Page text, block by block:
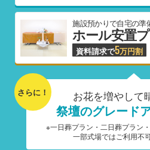
施設預かりで自宅の準
ホール安置
資料請求で5万円割
さらに！ お花を増やして
祭壇のグレード
※一日葬プラン・二日葬プラン
一部式場ではご利用不